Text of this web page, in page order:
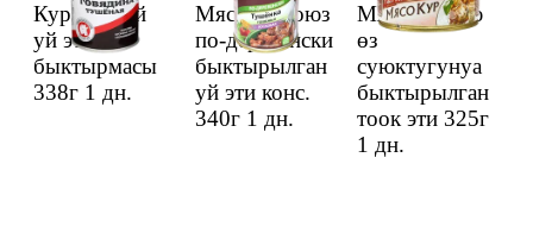
Курганский
уй эти
быктырмасы
338г 1 дн.
Мясной Союз
по-деревенски
быктырылган
уй эти конс.
340г 1 дн.
Мясной Сою
өз
суюктугунуа
быктырылган
тоок эти 325г
1 дн.